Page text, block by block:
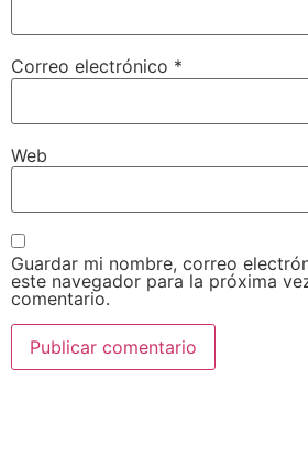
Correo electrónico *
Web
Guardar mi nombre, correo
este navegador para la próxima
comentario.